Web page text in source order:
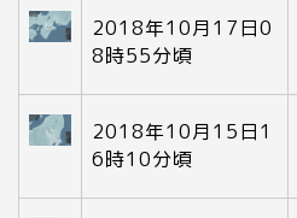
2018年10月17日0
8時55分頃
2018年10月15日1
6時10分頃